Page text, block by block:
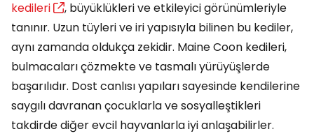
kedileri
, büyüklükleri ve etkileyici görünümleriyle
tanınır. Uzun tüyleri ve iri yapısıyla bilinen bu kediler,
aynı zamanda oldukça zekidir. Maine Coon kedileri,
bulmacaları çözmekte ve tasmalı yürüyüşlerde
başarılıdır. Dost canlısı yapıları sayesinde kendilerine
saygılı davranan çocuklarla ve sosyalleştikleri
takdirde diğer evcil hayvanlarla iyi anlaşabilirler.